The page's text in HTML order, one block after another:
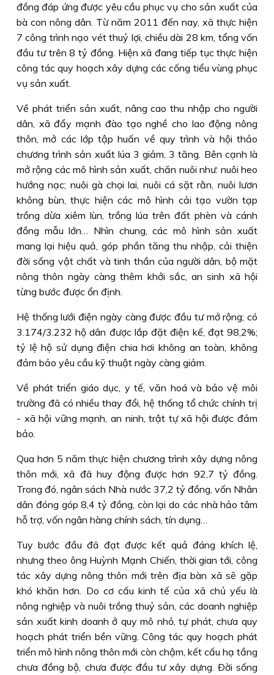
đồng đáp ứng được yêu cầu phục vụ cho sản xuất của
bà con nông dân. Từ năm 2011 đến nay, xã thực hiện
7 công trình nạo vét thuỷ lợi, chiều dài 28 km, tổng vốn
đầu tư trên 8 tỷ đồng. Hiện xã đang tiếp tục thực hiện
công tác quy hoạch xây dựng các cống tiểu vùng phục
vụ sản xuất.
Về phát triển sản xuất, nâng cao thu nhập cho người
dân, xã đẩy mạnh đào tạo nghề cho lao động nông
thôn, mở các lớp tập huấn về quy trình và hội thảo
chương trình sản xuất lúa 3 giảm, 3 tăng. Bên cạnh là
mở rộng các mô hình sản xuất, chăn nuôi như: nuôi heo
hướng nạc; nuôi gà chọi lai, nuôi cá sặt rằn, nuôi lươn
không bùn, thực hiện các mô hình cải tạo vườn tạp
trồng dừa xiêm lùn, trồng lúa trên đất phèn và cánh
đồng mẫu lớn… Nhìn chung, các mô hình sản xuất
mang lại hiệu quả, góp phần tăng thu nhập, cải thiện
đời sống vật chất và tinh thần của người dân, bộ mặt
nông thôn ngày càng thêm khởi sắc, an sinh xã hội
từng bước được ổn định.
Hệ thống lưới điện ngày càng được đầu tư mở rộng; có
3.174/3.232 hộ dân được lắp đặt điện kế, đạt 98,2%;
tỷ lệ hộ sử dụng điện chia hơi không an toàn, không
đảm bảo yêu cầu kỹ thuật ngày càng giảm.
Về phát triển giáo dục, y tế, văn hoá và bảo vệ môi
trường đã có nhiều thay đổi, hệ thống tổ chức chính trị
- xã hội vững mạnh, an ninh, trật tự xã hội được đảm
bảo.
Qua hơn 5 năm thực hiện chương trình xây dựng nông
thôn mới, xã đã huy động được hơn 92,7 tỷ đồng.
Trong đó, ngân sách Nhà nước 37,2 tỷ đồng, vốn Nhân
dân đóng góp 8,4 tỷ đồng, còn lại do các nhà hảo tâm
hỗ trợ, vốn ngân hàng chính sách, tín dụng…
Tuy bước đầu đã đạt được kết quả đáng khích lệ,
nhưng theo ông Huỳnh Mạnh Chiến, thời gian tới, công
tác xây dựng nông thôn mới trên địa bàn xã sẽ gặp
khó khăn hơn. Do cơ cấu kinh tế của xã chủ yếu là
nông nghiệp và nuôi trồng thuỷ sản, các doanh nghiệp
sản xuất kinh doanh ở quy mô nhỏ, tự phát, chưa quy
hoạch phát triển bền vững. Công tác quy hoạch phát
triển mô hình nông thôn mới còn chậm, kết cấu hạ tầng
chưa đồng bộ, chưa được đầu tư xây dựng. Ðời sống